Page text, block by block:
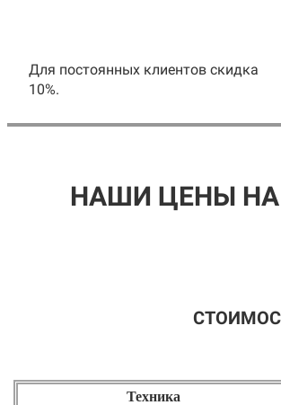
Для постоянных клиентов скидка
10%.
НАШИ ЦЕНЫ
Техника